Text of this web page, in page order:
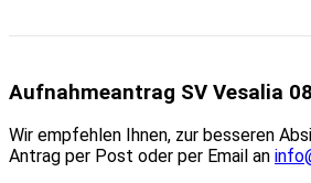
Aufnahmeantrag SV Vesalia
Wir empfehlen Ihnen, zur besseren
Antrag per Post oder per Email an